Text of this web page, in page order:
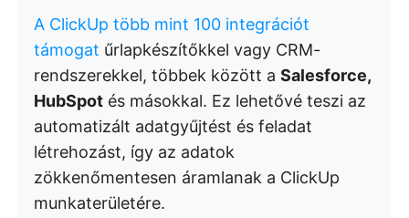
A ClickUp több mint 100 integrációt
támogat űrlapkészítőkkel vagy CRM-
rendszerekkel, többek között a Salesforce,
HubSpot és másokkal. Ez lehetővé teszi az
automatizált adatgyűjtést és feladat
létrehozást, így az adatok
zökkenőmentesen áramlanak a ClickUp
munkaterületére.